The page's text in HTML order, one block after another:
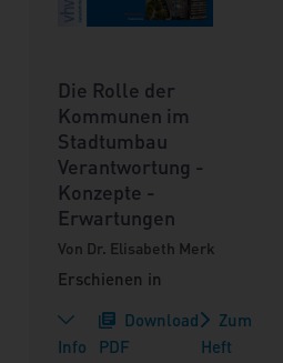
Die Rolle der
Kommunen im
Stadtumbau
Verantwortung -
Konzepte -
Erwartungen
Von Dr. Elisabeth Merk
Erschienen in
Info
Download
PDF
Zum
Heft